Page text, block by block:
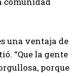
una ventaja de
“Que la gente
porque